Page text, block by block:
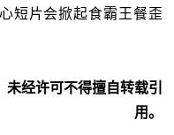
短片会掀起食霸王餐歪
经许可不得擅自转载引
用。